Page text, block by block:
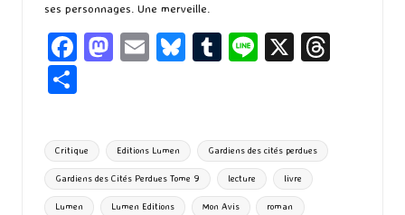
ses personnages. Une merveille.
Fa
o
o
k
M
d
o
n
E
l
Bl
ky
T
bl
r
Li X
ta
g
er
Tags:
Critique Editions Lumen Gardiens des cités perdues
Gardiens des Cités Perdues Tome 9 lecture livre
Lumen Lumen Editions Mon Avis roman